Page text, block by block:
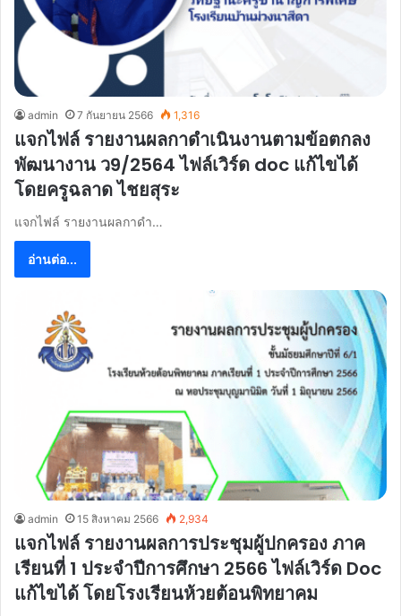
admin 7 กันยายน 2566 1,316
แจกไฟล์ รายงานผลกาดำเนินงานตามข้อตกลง
พัฒนางาน ว9/2564 ไฟล์เวิร์ด doc แก้ไขได้
โดยครูฉลาด ไชยสุระ
แจกไฟล์ รายงานผลกาดำ…
อ่านต่อ...
admin 15 สิงหาคม 2566 2,934
แจกไฟล์ รายงานผลการประชุมผู้ปกครอง ภาค
เรียนที่ 1 ประจำปีการศึกษา 2566 ไฟล์เวิร์ด Doc
แก้ไขได้ โดยโรงเรียนห้วยต้อนพิทยาคม